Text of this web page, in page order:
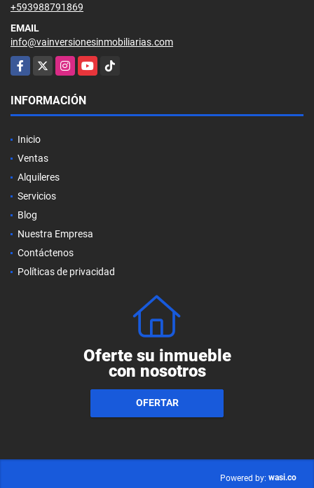
+593988791869
EMAIL
info@vainversionesinmobiliarias.com
Facebook
X InstagramYouTubeTikTok
INFORMACIÓN
Inicio
Ventas
Alquileres
Servicios
Blog
Nuestra Empresa
Contáctenos
Políticas de privacidad
Oferte su inmueble
con nosotros
OFERTAR
Powered by: wasi.co